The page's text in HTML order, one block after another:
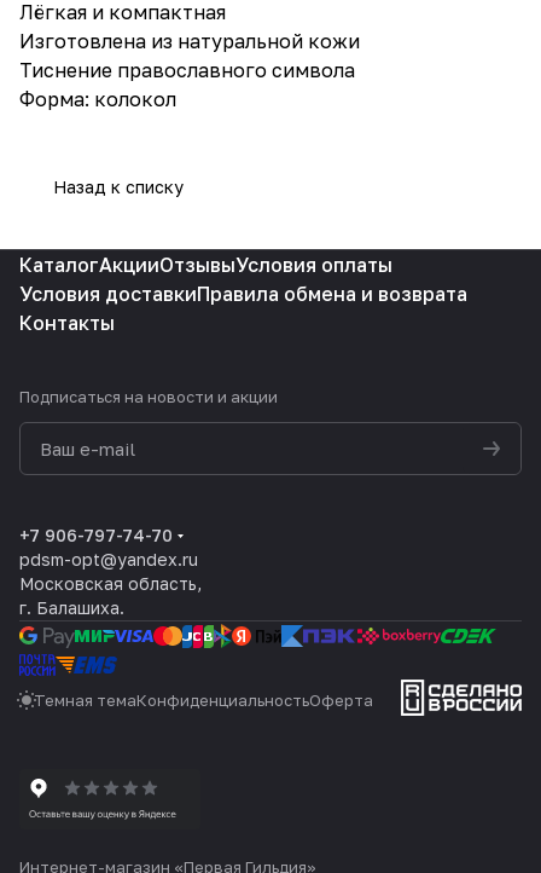
Лёгкая и компактная
Изготовлена из натуральной кожи
Тиснение правоcлавного символа
Форма: колокол
Назад к списку
КаталогАкцииОтзывыУсловия оплаты
Условия доставкиПравила обмена и возврата
Контакты
Подписаться на новости и акции
+7 906-797-74-70
pdsm-opt@yandex.ru
Московская область,
г. Балашиха.
Темная темаКонфиденциальностьОферта
Интернет-магазин «Первая Гильдия»